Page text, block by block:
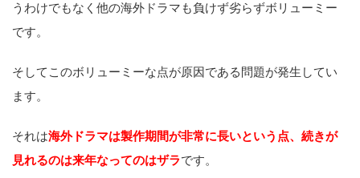
うわけでもなく他の海外ドラマも負けず劣らずボリューミー
です。
そしてこのボリューミーな点が原因である問題が発生してい
ます。
それは海外ドラマは製作期間が非常に長いという点、続きが
見れるのは来年なってのはザラです。